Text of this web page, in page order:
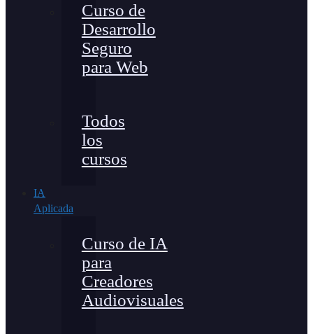
Curso de
Desarrollo
Seguro
para Web
Todos
los
cursos
IA
Aplicada
Curso de IA
para
Creadores
Audiovisuales